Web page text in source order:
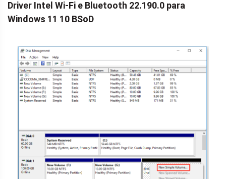
Driver Intel Wi-Fi e Bluetooth 22.190.0 para
Windows 11 10 BSoD